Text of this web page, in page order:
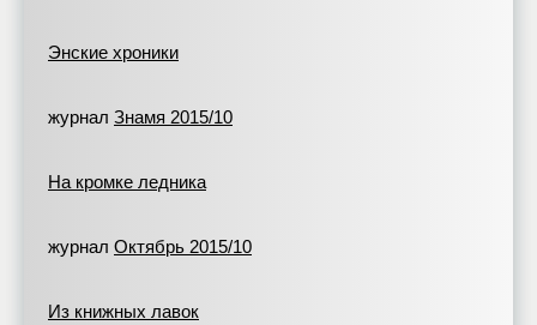
Энские хроники
журнал Знамя 2015/10
На кромке ледника
журнал Октябрь 2015/10
Из книжных лавок